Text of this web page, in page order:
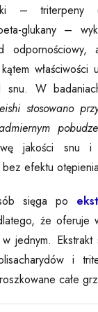
–
glukany –
odpornościowy,
właściwości
snu. W
stosowano
jakości snu i
efektu
sięga po
że oferuje
jednym. Ekstrakt
i
całe